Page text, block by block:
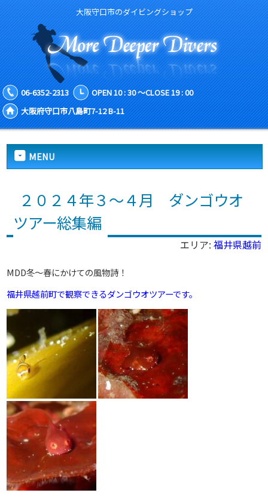
大阪守口市のダイビングショップ
06-6352-2313
OPEN 10 : 30 ～CLOSE 19 : 00
大阪府守口市八島町7-12 B-11
MENU
２０２４年３～４月 ダンゴウオ
ツアー総集編
エリア: 福井県越前
MDD冬～春にかけての風物詩！
福井県越前町で観察できるダンゴウオツアーです。